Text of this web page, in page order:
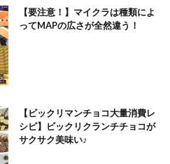
【要注意！】マイクラは種類によ
ってMAPの広さが全然違う！
【ビックリマンチョコ大量消費レ
シピ】ビックリクランチチョコが
サクサク美味い♪